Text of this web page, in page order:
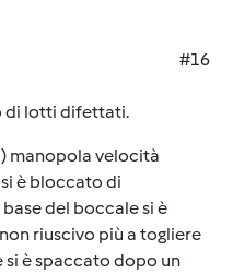
#16
di lotti difettati.
manopola velocità
è bloccato di
del boccale si è
riuscivo più a togliere
si è spaccato dopo un